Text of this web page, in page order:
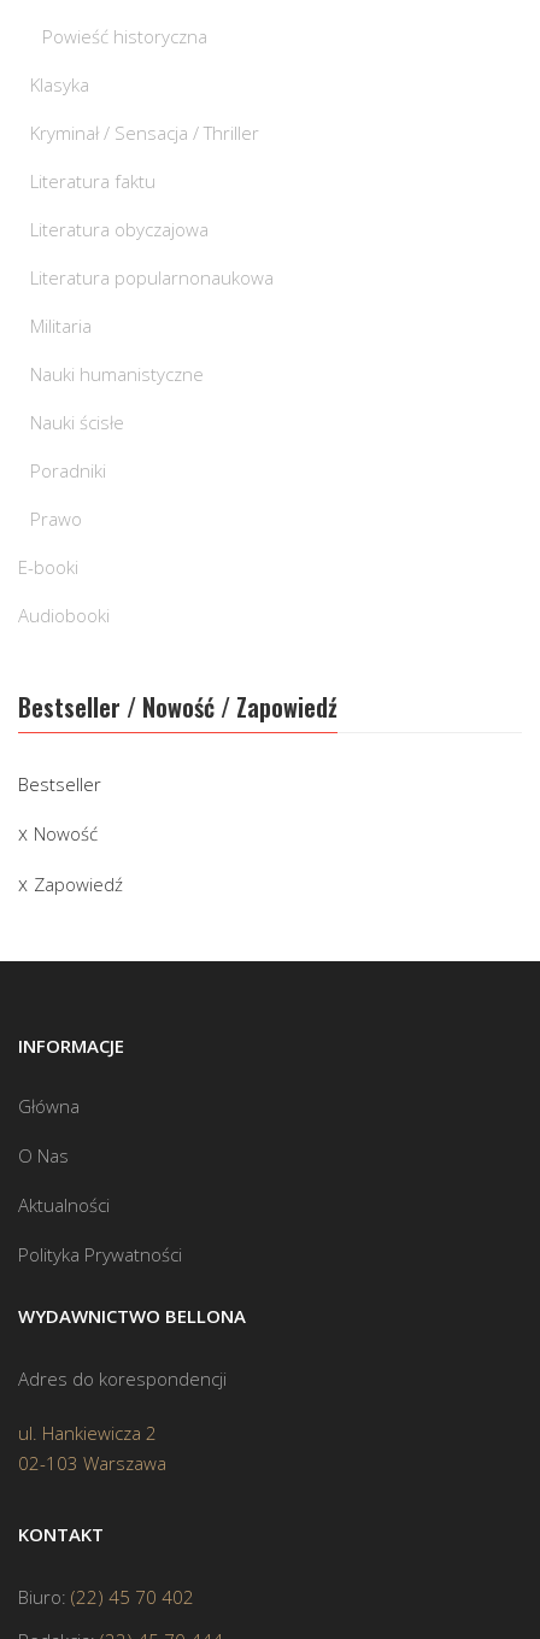
Powieść historyczna
Klasyka
Kryminał / Sensacja / Thriller
Literatura faktu
Literatura obyczajowa
Literatura popularnonaukowa
Militaria
Nauki humanistyczne
Nauki ścisłe
Poradniki
Prawo
E-booki
Audiobooki
Bestseller / Nowość / Zapowiedź
Bestseller
Nowość
Zapowiedź
INFORMACJE
Główna
O Nas
Aktualności
Polityka Prywatności
WYDAWNICTWO BELLONA
Adres do korespondencji
ul. Hankiewicza 2
02-103 Warszawa
KONTAKT
Biuro: (22) 45 70 402